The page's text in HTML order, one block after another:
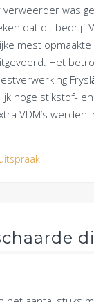
was
dat dit bedrijf
mest
Het
hoge stikstof-
VDM’s werden
uitspraak